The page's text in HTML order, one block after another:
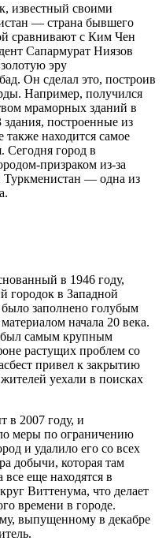
известный своими
— страна бывшего
сравнивают с Ким Чен
Сапармурат Ниязов
эру
Он сделал это, построив
Например, получился
мраморных зданий в
построенные из
находится самое
Сегодня город в
призраком из-за
Туркменистан — одна из
в 1946 году,
городок в Западной
заполнено голубым
начала 20 века.
был самым крупным
растущих проблем со
привел к закрытию
уехали в поисках
в 2007 году, и
меры по ограничению
и удалило его со всех
добычи, которая там
еще находятся в
Виттенума, что делает
времени в городе.
выпущенному в декабре